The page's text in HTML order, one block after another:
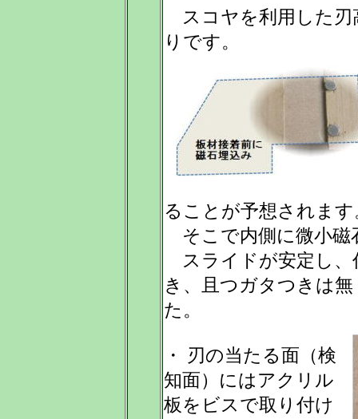
スコヤを利用した刃
りです。
ることが予想されます
そこで内側に微小磁
スライドが安定し、
き、且つガタつきは
た。
・ 刃の当たる面（検
知面）にはアクリル
板をビスで取り付け